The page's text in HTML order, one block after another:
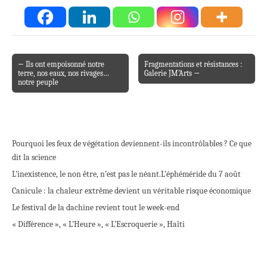
Post navigation
← Ils ont empoisonné notre
terre, nos eaux, nos rivages…
notre peuple
Fragmentations et résistances :
Galerie JM’Arts →
Pourquoi les feux de végétation deviennent-ils incontrôlables ? Ce que
dit la science
L’inexistence, le non être, n’est pas le néant.L’éphéméride du 7 août
Canicule : la chaleur extrême devient un véritable risque économique
Le festival de la dachine revient tout le week-end
« Différence », « L’Heure », « L’Escroquerie », Haïti